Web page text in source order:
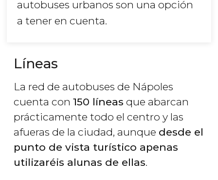
autobuses urbanos son una opción
a tener en cuenta.
Líneas
La red de autobuses de Nápoles
cuenta con 150 líneas que abarcan
prácticamente todo el centro y las
afueras de la ciudad, aunque desde el
punto de vista turístico apenas
utilizaréis alunas de ellas.